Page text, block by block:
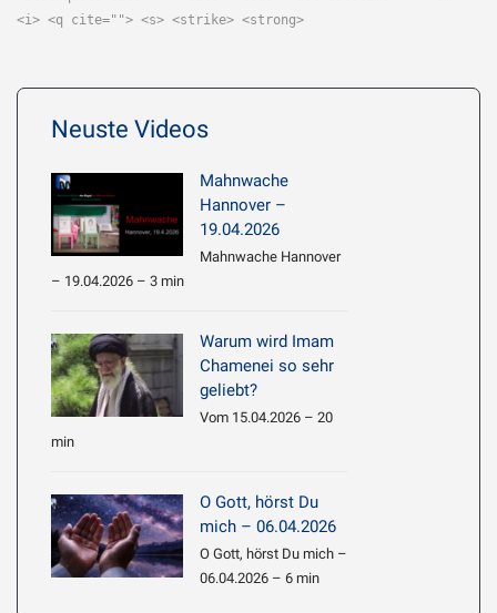
<i> <q cite=""> <s> <strike> <strong>
Neuste Videos
Mahnwache
Hannover –
19.04.2026
Mahnwache Hannover
– 19.04.2026 – 3 min
Warum wird Imam
Chamenei so sehr
geliebt?
Vom 15.04.2026 – 20
min
O Gott, hörst Du
mich – 06.04.2026
O Gott, hörst Du mich –
06.04.2026 – 6 min